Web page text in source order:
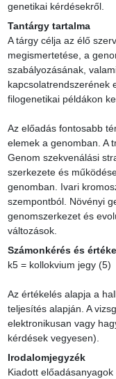
genetikai kérdésekről.
Tantárgy tartalma
A tárgy célja az élő
megismertetése, a
szabályozásának,
kapcsolatrendszerének
filogenetikai példákon
Az előadás fontosabb
elemek a genomban. A
Genom szekvenálási
szerkezete és
genomban. Ivari
szempontból. Növényi
genomszerkezet és
változások.
Számonkérés és
k5 = kollokvium jegy (5)
Az értékelés alapja a
teljesítés alapján. A
elektronikusan vagy
kérdések vegyesen).
Irodalomjegyzék
Kiadott előadásanyagok